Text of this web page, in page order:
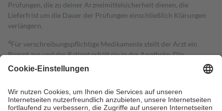
Prüfungen, die zu deiner Arzneimittelsicherheit dienen, die
Lieferfrist um die Dauer der Prüfungen einschließlich Klärungen
verlängern.
4Für verschreibungspflichtige Medikamente stellt der Arzt ein
Rezept aus und der Patient erhält sie in der Apotheke. Die
gesetzliche Krankenversicherung übernimmt in der Regel die
Kosten dafür, der Versicherte trägt einen Teil davon als Zuzahlung
Grundsätzlich leisten Mitglieder Zuzahlungen in Höhe von zehn
Prozent des Abgabepreises,mindestens jedochfünf Euround